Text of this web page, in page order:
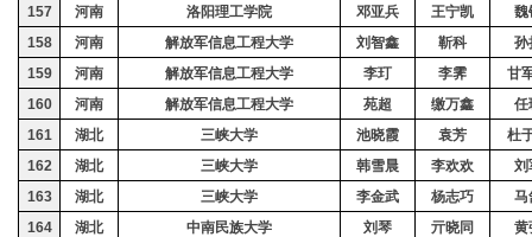
157
河南 洛阳理工学院 邓亚兵 王宁凯
魏
158
河南 解放军信息工程大学 刘智鑫 靳科
孙
159
河南 解放军信息工程大学 李玎 李霁
甘
160
河南 解放军信息工程大学 苑超 缴万鑫
任
161
湖北 三峡大学 池晓霞 袁芳
杜
162
湖北 三峡大学 韩雪晨 李欢欢
刘
163
湖北 三峡大学 李金武 杨志巧
马
164
湖北 中南民族大学 刘琴 亓晓同
黄